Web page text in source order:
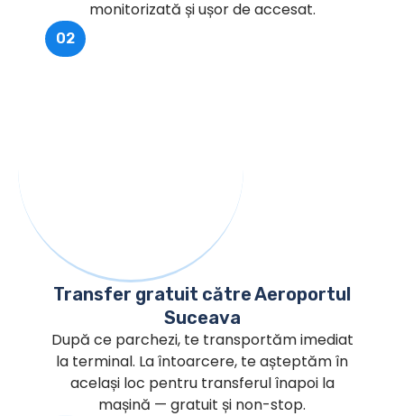
monitorizată și ușor de accesat.
02
Transfer gratuit către Aeroportul
Suceava
După ce parchezi, te transportăm imediat
la terminal. La întoarcere, te așteptăm în
același loc pentru transferul înapoi la
mașină — gratuit și non-stop.